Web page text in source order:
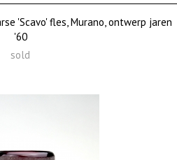
'Scavo' fles, Murano, ontwerp jaren
'60
sold